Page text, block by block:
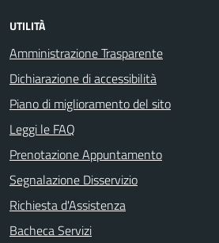
UTILITÀ
Amministrazione Trasparente
Dichiarazione di accessibilità
Piano di miglioramento del sito
Leggi le FAQ
Prenotazione Appuntamento
Segnalazione Disservizio
Richiesta d'Assistenza
Bacheca Servizi